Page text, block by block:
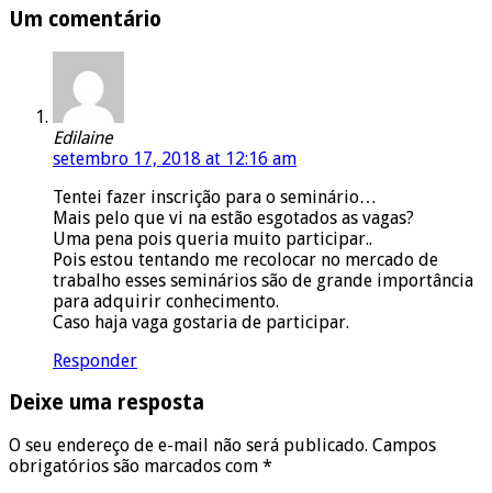
Um comentário
Edilaine
setembro 17, 2018 at 12:16 am
Tentei fazer inscrição para o seminário…
Mais pelo que vi na estão esgotados as vagas?
Uma pena pois queria muito participar..
Pois estou tentando me recolocar no mercado de
trabalho esses seminários são de grande importância
para adquirir conhecimento.
Caso haja vaga gostaria de participar.
Responder
Deixe uma resposta
O seu endereço de e-mail não será publicado. Campos
obrigatórios são marcados com *